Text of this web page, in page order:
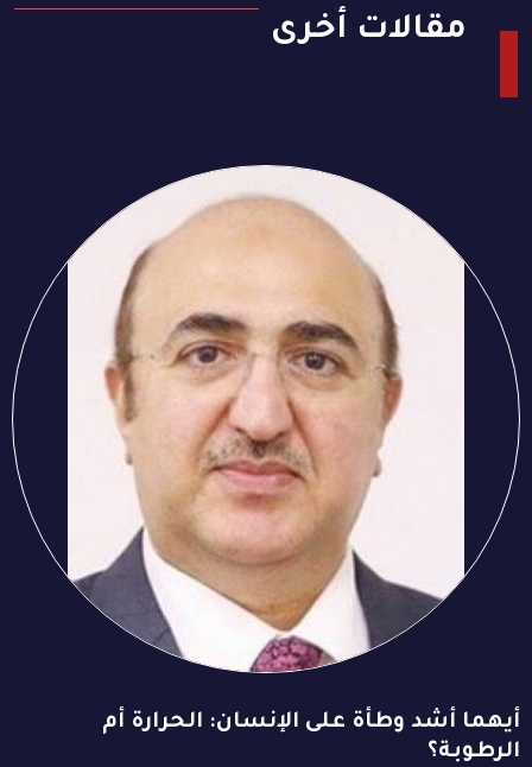
مقالات أخرى
أيهما أشد وطأة على الإنسان: الحرارة أم
الرطوبة؟